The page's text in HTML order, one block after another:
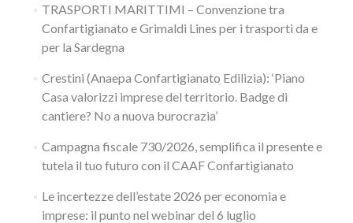
TRASPORTI MARITTIMI – Convenzione tra
Confartigianato e Grimaldi Lines per i trasporti da e
per la Sardegna
Crestini (Anaepa Confartigianato Edilizia): ‘Piano
Casa valorizzi imprese del territorio. Badge di
cantiere? No a nuova burocrazia’
Campagna fiscale 730/2026, semplifica il presente e
tutela il tuo futuro con il CAAF Confartigianato
Le incertezze dell’estate 2026 per economia e
imprese: il punto nel webinar del 6 luglio